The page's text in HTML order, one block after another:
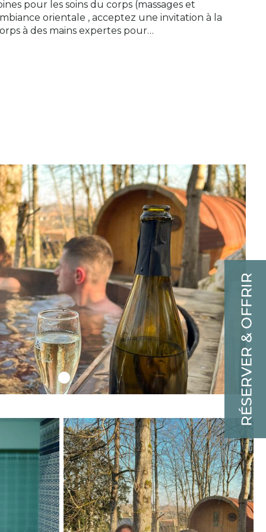
la tradition et l'innovation. Le Chef vous ouvre
créativité sans limites. Une invitation à
d’ici et d’ailleurs. Le restaurant accueille
vous attendent à bras ouverts. Que vous
de réservation.
du sauna & hammam ainsi que du bain
événements de groupe exceptionnels. Niché
dont vous avez besoin pour faire de
semi-résidentiels ou résidentiels avec possibilité
10 à 120 personnes.
de Léonard de Vinci, vous invite à découvrir
architecture majestueuse. Et le Château de
et dégustez les vins emblématiques de la
pour les soins du corps (massages et
orientale , acceptez une invitation à la
à des mains expertes pour…